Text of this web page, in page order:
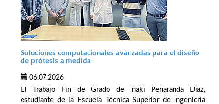
Soluciones computacionales avanzadas para el diseño
de prótesis a medida
06.07.2026
El Trabajo Fin de Grado de Iñaki Peñaranda Díaz,
estudiante de la Escuela Técnica Superior de Ingeniería